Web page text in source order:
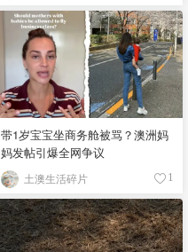
带1岁宝宝坐商务舱被骂？澳洲妈
妈发帖引爆全网争议
土澳生活碎片 1